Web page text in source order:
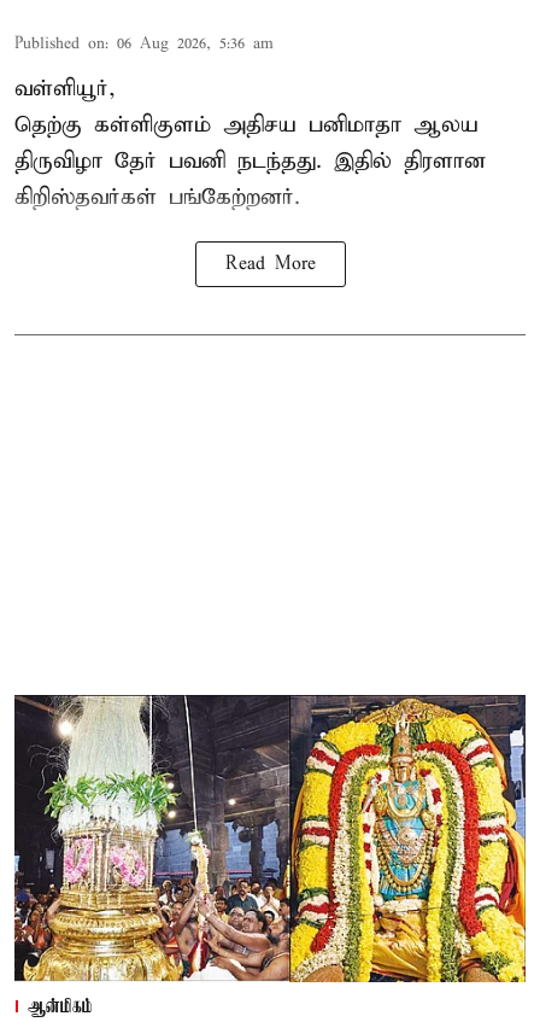
Published on: 06 Aug 2026, 5:36 am
வள்ளியூர்,
தெற்கு கள்ளிகுளம் அதிசய பனிமாதா ஆலய
திருவிழா தேர் பவனி நடந்தது. இதில் திரளான
கிறிஸ்தவர்கள் பங்கேற்றனர்.
Read More
ஆன்மிகம்